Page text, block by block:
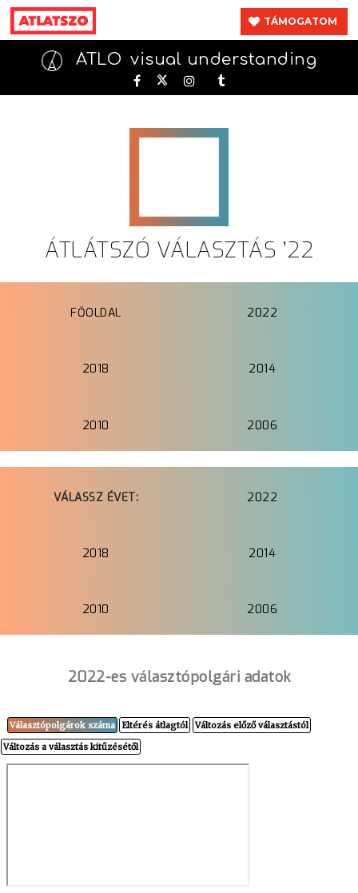
TÁMOGATOM
ATLO visual understanding
ÁTLÁTSZÓ VÁLASZTÁS ’22
FŐOLDAL 2022
2018 2014
2010 2006
VÁLASSZ ÉVET: 2022
2018 2014
2010 2006
2022-es választópolgári adatok